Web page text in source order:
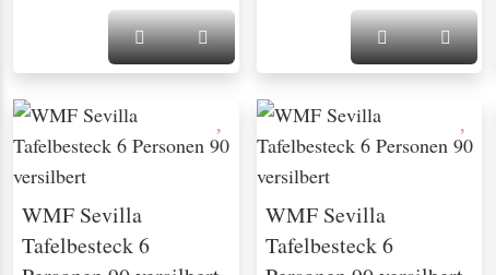
WMF Sevilla
Tafelbesteck 6
WMF Sevilla
Tafelbesteck 6